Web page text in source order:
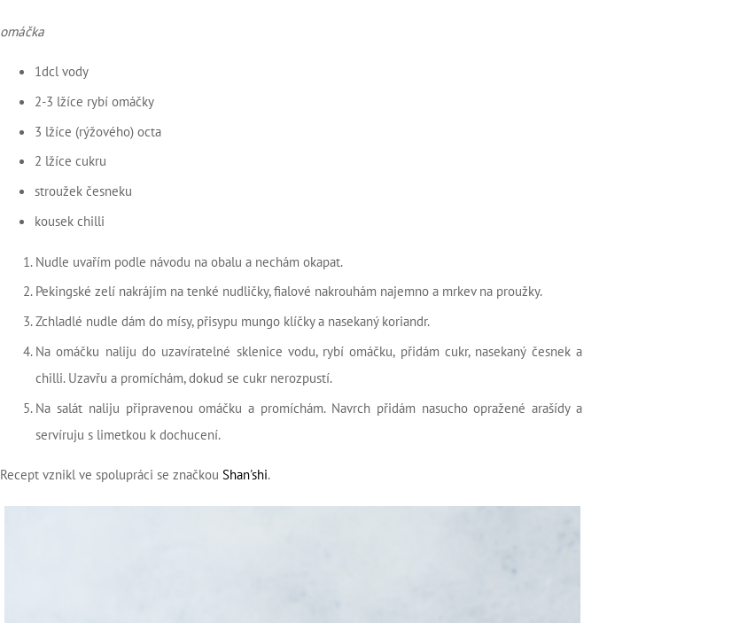
omáčka
1dcl vody
2-3 lžíce rybí omáčky
3 lžíce (rýžového) octa
2 lžíce cukru
stroužek česneku
kousek chilli
Nudle uvařím podle návodu na obalu a nechám okapat.
Pekingské zelí nakrájím na tenké nudličky, fialové nakrouhám najemno a mrkev na proužky.
Zchladlé nudle dám do mísy, přisypu mungo klíčky a nasekaný koriandr.
Na omáčku naliju do uzavíratelné sklenice vodu, rybí omáčku, přidám cukr, nasekaný česnek a
chilli. Uzavřu a promíchám, dokud se cukr nerozpustí.
Na salát naliju připravenou omáčku a promíchám. Navrch přidám nasucho opražené arašídy a
servíruju s limetkou k dochucení.
Recept vznikl ve spolupráci se značkou Shan'shi.